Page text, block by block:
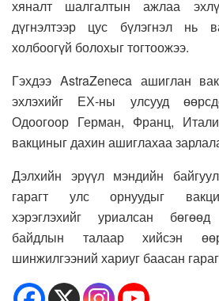
хяналт шалгалтын ажлаа
дүгнэлтээр цус бүлэгнэл нь
холбоогүй болохыг тогтоожээ.
Гэхдээ AstraZeneca ашиглан
эхлэхийг ЕХ-ны улсууд
Одоогоор Герман, Франц,
вакциныг дахин ашиглахаа
Дэлхийн эрүүл мэндийн
гарагт улс орнуудыг
хэрэглэхийг уриалсан
байдлын талаар хийсэн
шинжилгээний хариуг баасан